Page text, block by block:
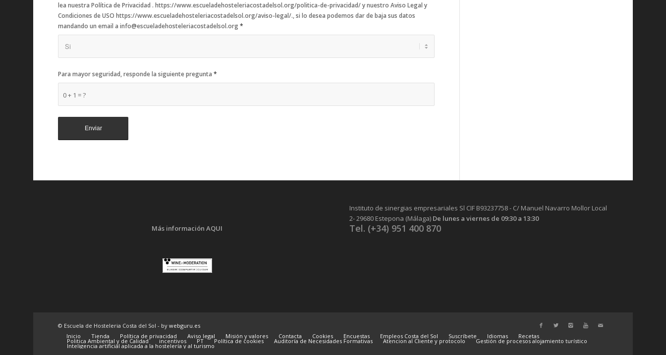
lea nuestra Política de Privacidad . https://www.escueladehosteleriacostadelsol.org/politica-de-privacidad/ y nuestro Aviso Legal y
Condiciones de USO https://www.escueladehosteleriacostadelsol.org/aviso-legal/., si lo desea podemos dar de baja sus datos
mandando un email a info@escueladehosteleriacostadelsol.org*
0 + 1 = ?
Para mayor seguridad, responde la siguiente pregunta*
Más información AQUI
Instituto de sinergias empresariales Sl CIF B93237758 - C/ Manuel Navarro Mollor Local
2- 29680 Estepona (Málaga) De lunes a viernes de 09:30 a 13:30
Tel. (+34) 951 400 870
© Escuela de Hosteleria Costa del Sol - bywebguru.es
Inicio
Tienda Política de privacidad Aviso legal Misión y valores Contacta Cookies Encuestas Empleos Costa del Sol Suscríbete Idiomas Recetas
Politica Ambiental y de Calidad incentivos PT Política de cookies Auditoría de Necesidades Formativas Atencion al Cliente y protocolo Gestión de procesos alojamiento turístico
Inteligencia artificial aplicada a la hostelería y al turismo